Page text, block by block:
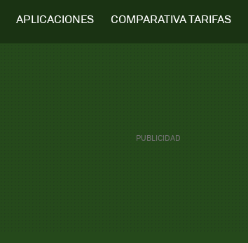
APLICACIONES COMPARATIVA TARIFAS